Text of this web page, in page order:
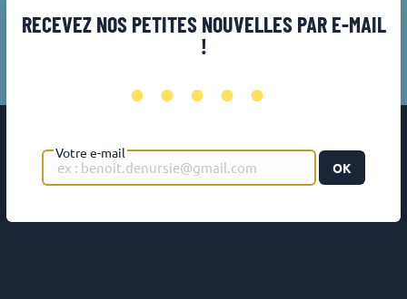
RECEVEZ NOS PETITES NOUVELLES PAR E-MAIL
!
•••••
Votre e-mail
OK